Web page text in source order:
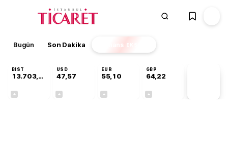
Bugün Son Dakika Finans EKSTRA
BIST
13.703,13
USD
47,57
EUR
55,10
GBP
64,22